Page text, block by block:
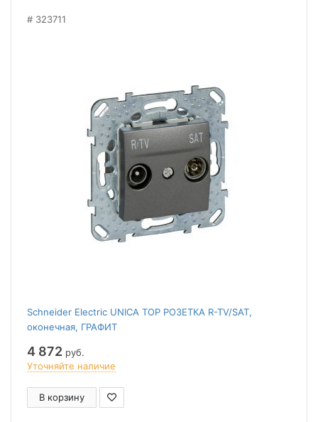
323711
Schneider Electric UNICA TOP РОЗЕТКА R-TV/SAT,
оконечная, ГРАФИТ
4 872 руб.
Уточняйте наличие
В корзину